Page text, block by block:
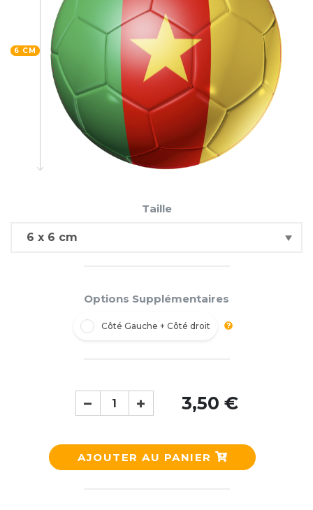
6 CM
Taille
Options Supplémentaires
Côté Gauche + Côté droit
3,50 €
AJOUTER AU PANIER